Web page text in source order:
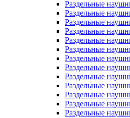
Раздельные
Раздельные
Раздельные
Раздельные
Раздельные
Раздельные
Раздельные
Раздельные
Раздельные
Раздельные
Раздельные
Раздельные
Раздельные